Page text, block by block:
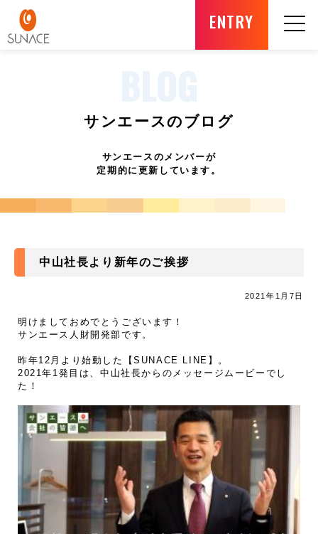
ENTRY
サンエースのブログ
サンエースのメンバーが
定期的に更新しています。
中山社長より新年のご挨拶
2021年1月7日
明けましておめでとうございます！
サンエース人財開発部です。
昨年12月より始動した【SUNACE LINE】。
2021年1発目は、中山社長からのメッセージムービーでし
た！